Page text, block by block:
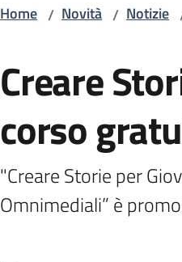
Home / Novità / Notizie
Creare
corso
"Creare Storie per
Omnimediali” è